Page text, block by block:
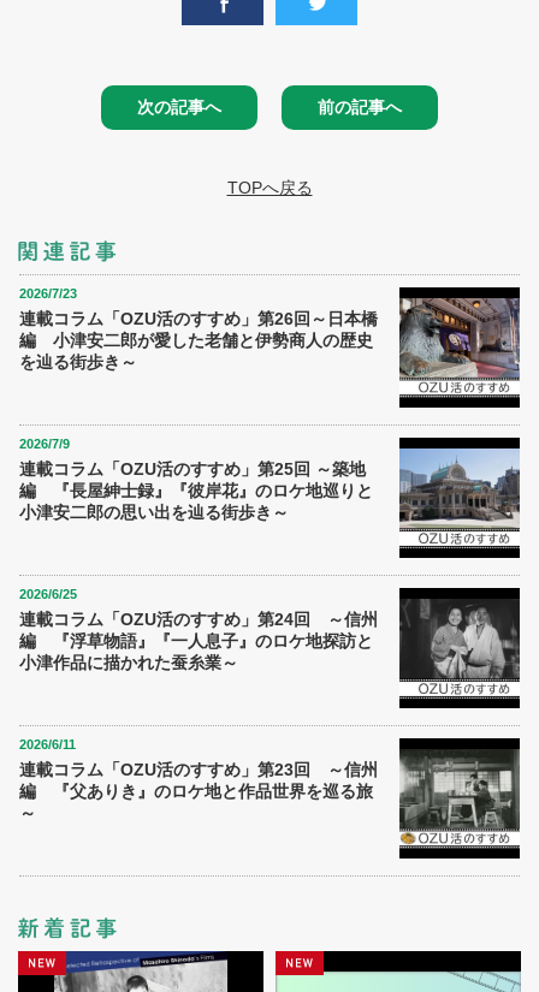
次の記事へ 前の記事へ
TOPへ戻る
2026/7/23
連載コラム「OZU活のすすめ」第26回～日本橋
編 小津安二郎が愛した老舗と伊勢商人の歴史
を辿る街歩き～
2026/7/9
連載コラム「OZU活のすすめ」第25回 ～築地
編 『長屋紳士録』『彼岸花』のロケ地巡りと
小津安二郎の思い出を辿る街歩き～
2026/6/25
連載コラム「OZU活のすすめ」第24回 ～信州
編 『浮草物語』『一人息子』のロケ地探訪と
小津作品に描かれた蚕糸業～
2026/6/11
連載コラム「OZU活のすすめ」第23回 ～信州
編 『父ありき』のロケ地と作品世界を巡る旅
～